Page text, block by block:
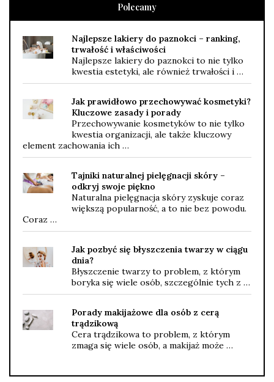
Polecamy
Najlepsze lakiery do paznokci – ranking,
trwałość i właściwości
Najlepsze lakiery do paznokci to nie tylko
kwestia estetyki, ale również trwałości i …
Jak prawidłowo przechowywać kosmetyki?
Kluczowe zasady i porady
Przechowywanie kosmetyków to nie tylko
kwestia organizacji, ale także kluczowy
element zachowania ich …
Tajniki naturalnej pielęgnacji skóry –
odkryj swoje piękno
Naturalna pielęgnacja skóry zyskuje coraz
większą popularność, a to nie bez powodu.
Coraz …
Jak pozbyć się błyszczenia twarzy w ciągu
dnia?
Błyszczenie twarzy to problem, z którym
boryka się wiele osób, szczególnie tych z …
Porady makijażowe dla osób z cerą
trądzikową
Cera trądzikowa to problem, z którym
zmaga się wiele osób, a makijaż może …